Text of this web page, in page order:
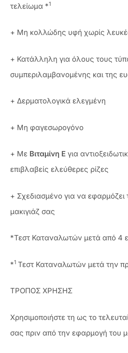
τελείωμα *1
+ Μη κολλώδης υφή χωρίς
+ Κατάλληλη για όλους τους
συμπεριλαμβανομένης και της
+ Δερματολογικά ελεγμένη
+ Μη φαγεσωρογόνο
+ Με Βιταμίνη Ε για
επιβλαβείς ελεύθερες ρίζες
+ Σχεδιασμένο για να εφαρμόζει
μακιγιάζ σας
*Τεστ Καταναλωτών μετά από 4
*1 Τεστ Καταναλωτών μετά την
ΤΡΟΠΟΣ ΧΡΗΣΗΣ
Χρησιμοποιήστε τη ως το
σας πριν από την εφαρμογή του